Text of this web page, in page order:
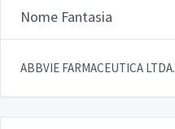
Nome Fantasia
ABBVIE FARMACEUTICA LTDA.